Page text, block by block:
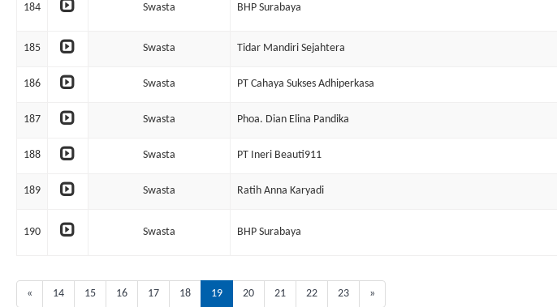
184 Swasta BHP Surabaya
185 Swasta Tidar Mandiri Sejahtera
186 Swasta PT Cahaya Sukses Adhiperkasa
187 Swasta Phoa. Dian Elina Pandika
188 Swasta PT Ineri Beauti911
189 Swasta Ratih Anna Karyadi
190 Swasta BHP Surabaya
« 14 15 16 17 18 19 20 21 22 23 »